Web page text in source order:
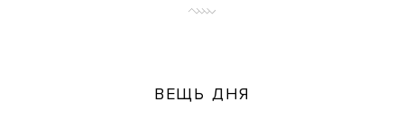
ВЕЩЬ ДНЯ